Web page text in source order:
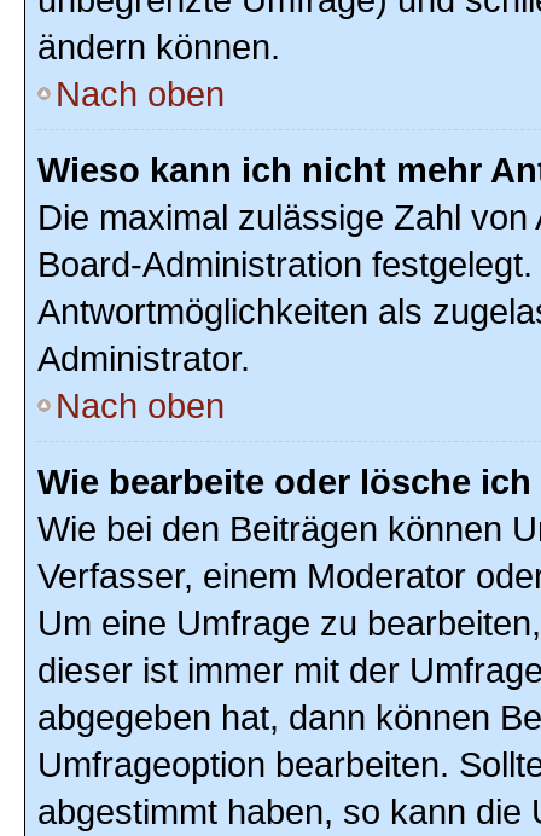
ändern können.
Nach oben
Wieso kann ich nicht mehr
Die maximal zulässige Zahl
Board-Administration
Antwortmöglichkeiten als
Administrator.
Nach oben
Wie bearbeite oder lösche
Wie bei den Beiträgen können
Verfasser, einem Moderator
Um eine Umfrage zu
dieser ist immer mit der
abgegeben hat, dann können
Umfrageoption bearbeiten.
abgestimmt haben, so kann